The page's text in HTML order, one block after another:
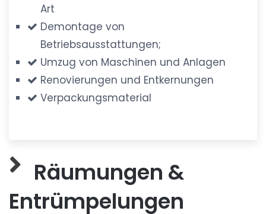
Art
Demontage von
Betriebsausstattungen;
Umzug von Maschinen und Anlagen
Renovierungen und Entkernungen
Verpackungsmaterial
Räumungen &
Entrümpelungen